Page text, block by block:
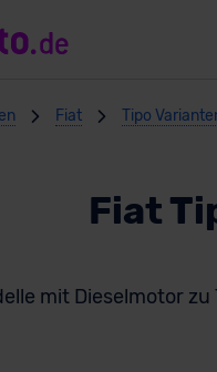
Fiat Tipo
Fiat
mit Dieselmotor zu